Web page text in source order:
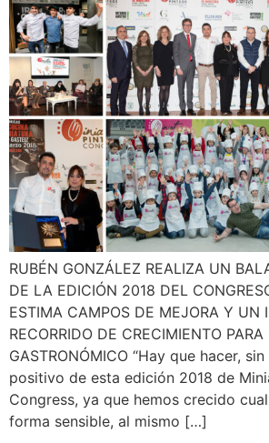
RUBÉN GONZÁLEZ REALIZA UN
DE LA EDICIÓN 2018 DEL
ESTIMA CAMPOS DE MEJORA Y UN
RECORRIDO DE CRECIMIENTO
GASTRONÓMICO “Hay que hacer,
positivo de esta edición 2018 de
Congress, ya que hemos crecido
forma sensible, al mismo […]